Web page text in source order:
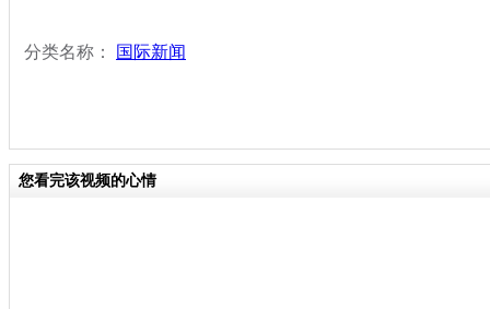
分类名称： 国际新闻
您看完该视频的心情